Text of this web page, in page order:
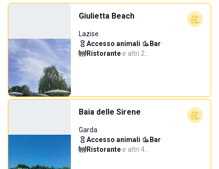
Giulietta Beach
Lazise
Accesso animali· Bar·
Ristorante·e altri 2…
Baia delle Sirene
Garda
Accesso animali· Bar·
Ristorante·e altri 4…